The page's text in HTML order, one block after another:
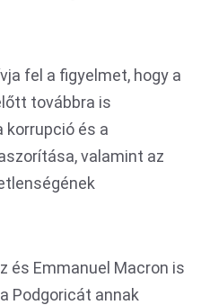
fel a figyelmet, hogy a
továbbra is
és a
valamint az
és Emmanuel Macron is
Podgoricát annak